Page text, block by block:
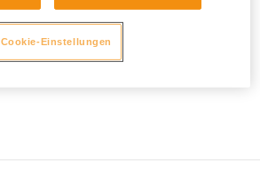
CONTACT® 9.8 mm
Dynamikseil von 9,8 mm
Durchmesser zum Klettern und
Cookie-Einstellungen